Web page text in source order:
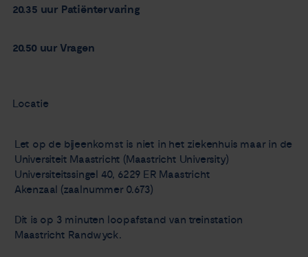
20.35 uur Patiëntervaring
20.50 uur Vragen
Locatie
Let op de bijeenkomst is niet in het ziekenhuis maar in de
Universiteit Maastricht (Maastricht University)
Universiteitssingel 40, 6229 ER Maastricht
Akenzaal (zaalnummer 0.673)
Dit is op 3 minuten loopafstand van treinstation
Maastricht Randwyck.